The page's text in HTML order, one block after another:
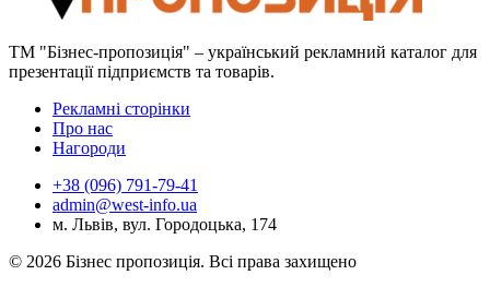
ТМ "Бізнес-пропозиція" – український рекламний каталог для
презентації підприємств та товарів.
Рекламні сторінки
Про нас
Нагороди
+38 (096) 791-79-41
admin@west-info.ua
м. Львів, вул. Городоцька, 174
© 2026 Бізнес пропозиція. Всі права захищено